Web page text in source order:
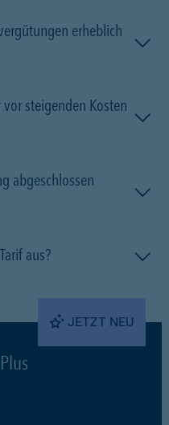
erheblich
steigenden Kosten
abgeschlossen
aus?
JETZT NEU